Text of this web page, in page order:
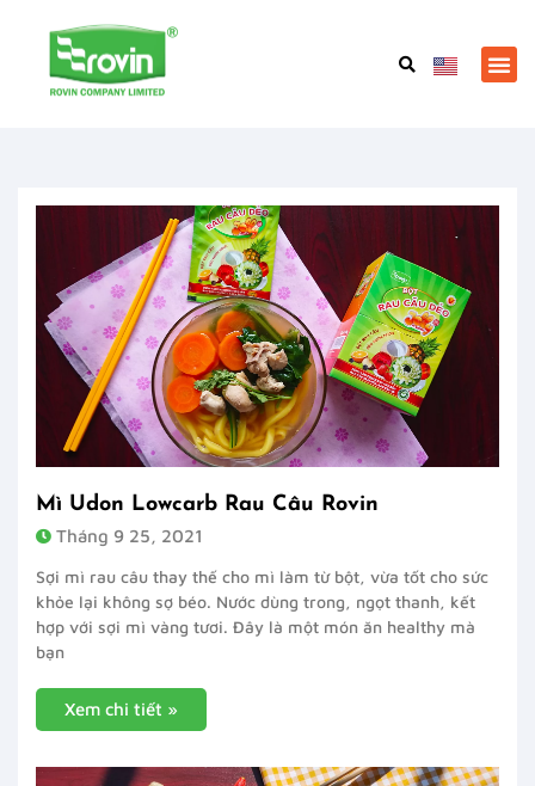
Mì Udon Lowcarb Rau Câu Rovin
Tháng 9 25, 2021
Sợi mì rau câu thay thế cho mì làm từ bột, vừa tốt cho sức
khỏe lại không sợ béo. Nước dùng trong, ngọt thanh, kết
hợp với sợi mì vàng tươi. Đây là một món ăn healthy mà
bạn
Xem chi tiết »